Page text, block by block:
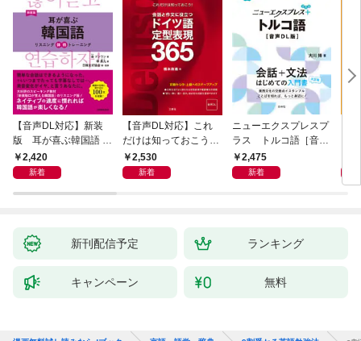
【音声DL対応】新装
版 耳が喜ぶ韓国語 リ
スニング体得トレーニ
ング
2,420
新着
【音声DL対応】これ
だけは知っておこう！
新装版 会話と作文に
役立つドイツ語定型表
2,530
新着
ニューエクスプレスプ
ラス トルコ語［音声
DL版］
2,475
新着
新刊配信予定 ランキング
キャンペーン 無料